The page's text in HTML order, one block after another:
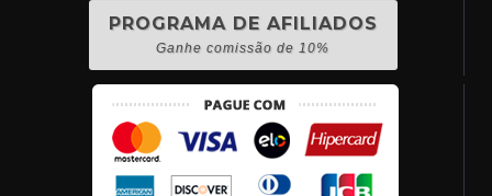
PROGRAMA DE AFILIADOS
Ganhe comissão de 10%